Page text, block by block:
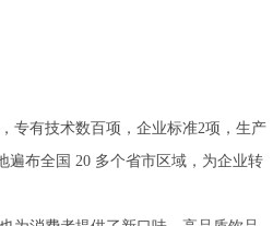
专有技术数百项，企业标准2项，生产
遍布全国 20 多个省市区域，为企业转